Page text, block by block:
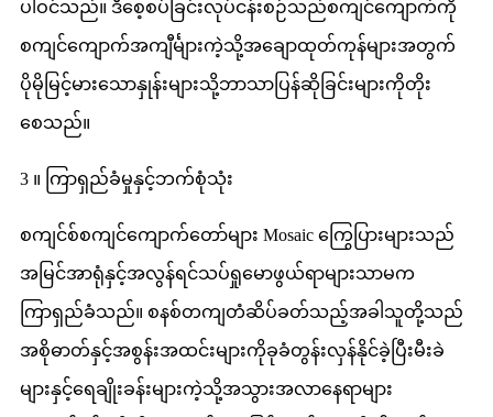
ပါဝင်သည်။ ဒီစေ့စပ်ခြင်းလုပ်ငန်းစဉ်သည်စကျင်ကျောက်ကို
စကျင်ကျောက်အကျီင်္များကဲ့သို့အချောထုတ်ကုန်များအတွက်
ပိုမိုမြင့်မားသောနှုန်းများသို့ဘာသာပြန်ဆိုခြင်းများကိုတိုး
စေသည်။
3 ။ ကြာရှည်ခံမှုနှင့်ဘက်စုံသုံး
စကျင်စ်စကျင်ကျောက်တော်များ Mosaic ကြွေပြားများသည်
အမြင်အာရုံနှင့်အလွန်ရင်သပ်ရှုမောဖွယ်ရာများသာမက
ကြာရှည်ခံသည်။ စနစ်တကျတံဆိပ်ခတ်သည့်အခါသူတို့သည်
အစိုဓာတ်နှင့်အစွန်းအထင်းများကိုခုခံတွန်းလှန်နိုင်ခဲ့ပြီးမီးခဲ
များနှင့်ရေချိုးခန်းများကဲ့သို့အသွားအလာနေရာများ